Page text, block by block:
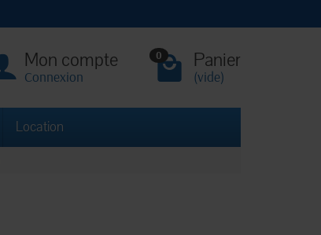
Mon compte
Connexion
0 Panier
(vide)
Location